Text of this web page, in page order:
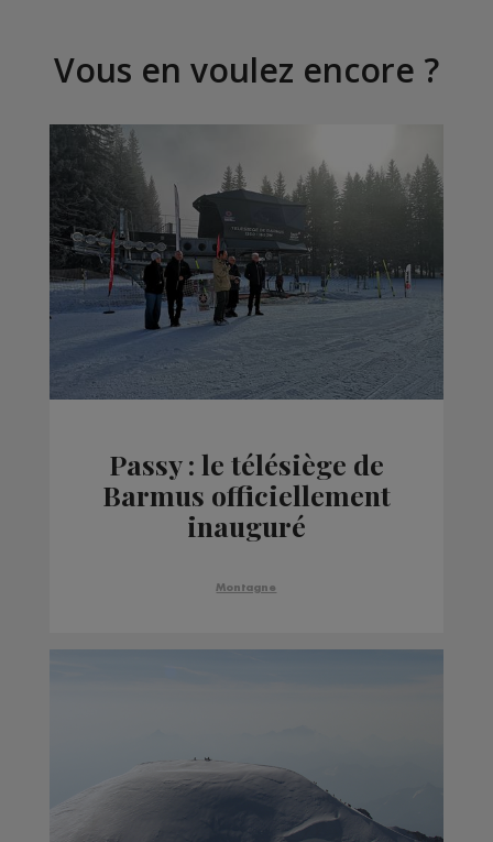
Vous en voulez encore ?
Passy : le télésiège de
Barmus officiellement
inauguré
Montagne